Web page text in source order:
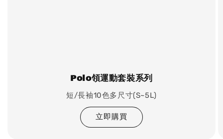
Polo領運動套裝系列
短/長袖10色多尺寸(S~5L)
立即購買